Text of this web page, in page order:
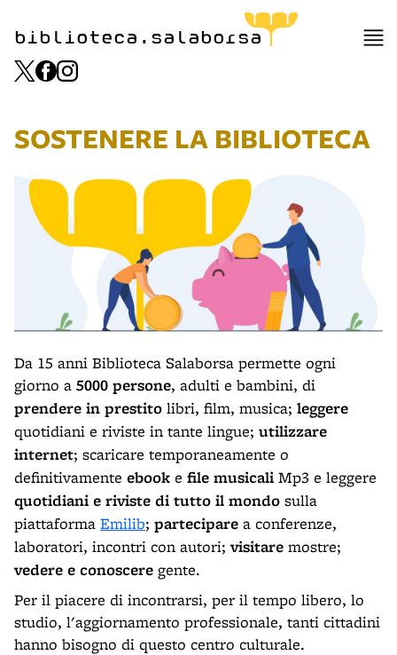
biblioteca.salaborsa
SOSTENERE LA BIBLIOTECA
Da 15 anni Biblioteca Salaborsa permette ogni
giorno a 5000 persone, adulti e bambini, di
prendere in prestito libri, film, musica; leggere
quotidiani e riviste in tante lingue; utilizzare
internet; scaricare temporaneamente o
definitivamente ebook e file musicali Mp3 e leggere
quotidiani e riviste di tutto il mondo sulla
piattaforma Emilib; partecipare a conferenze,
laboratori, incontri con autori;visitare mostre;
vedere e conoscere gente.
Per il piacere di incontrarsi, per il tempo libero, lo
studio, l'aggiornamento professionale, tanti cittadini
hanno bisogno di questo centro culturale.